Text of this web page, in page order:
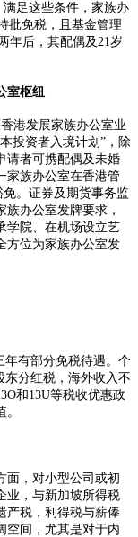
满足这些条件，家族办
批免税，且基金管理
年后，其配偶及21岁
室枢纽
港发展家族办公室业
投资者入境计划”，除
请者可携配偶及未婚
家族办公室在香港管
。证券及期货事务监
办公室发牌要求，
学院、在机场设立艺
方位为家族办公室发
有部分免税待遇。个
东分红税，海外收入不
和13U等税收优惠政
，对小型公司或初
业，与新加坡所得税
产税，利得税与薪俸
空间，尤其是对于内